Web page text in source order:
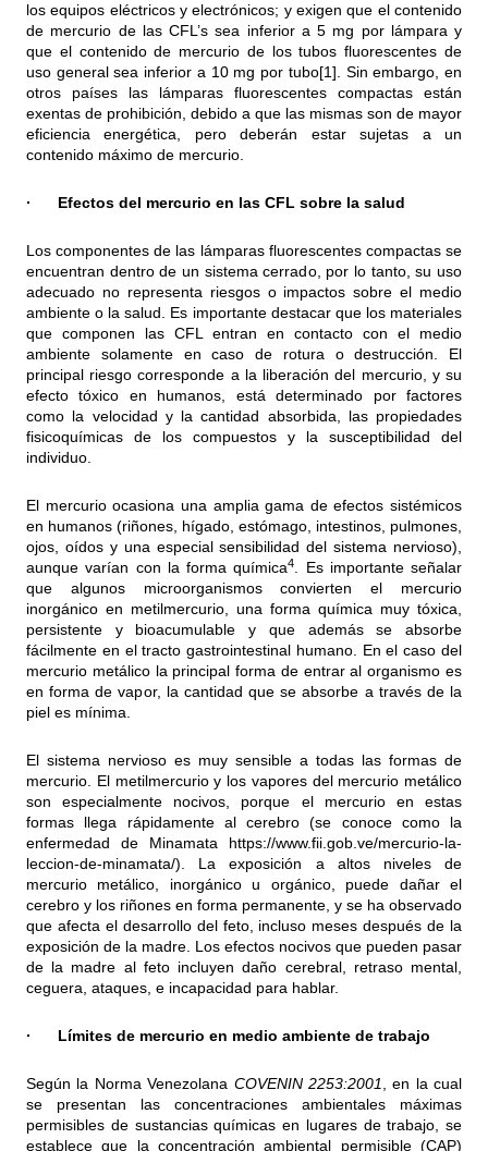
los equipos eléctricos y electrónicos; y exigen que el contenido
de mercurio de las CFL’s sea inferior a 5 mg por lámpara y
que el contenido de mercurio de los tubos fluorescentes de
uso general sea inferior a 10 mg por tubo[1]. Sin embargo, en
otros países las lámparas fluorescentes compactas están
exentas de prohibición, debido a que las mismas son de mayor
eficiencia energética, pero deberán estar sujetas a un
contenido máximo de mercurio.
· Efectos del mercurio en las CFL sobre la salud
Los componentes de las lámparas fluorescentes compactas se
encuentran dentro de un sistema cerrado, por lo tanto, su uso
adecuado no representa riesgos o impactos sobre el medio
ambiente o la salud. Es importante destacar que los materiales
que componen las CFL entran en contacto con el medio
ambiente solamente en caso de rotura o destrucción. El
principal riesgo corresponde a la liberación del mercurio, y su
efecto tóxico en humanos, está determinado por factores
como la velocidad y la cantidad absorbida, las propiedades
fisicoquímicas de los compuestos y la susceptibilidad del
individuo.
El mercurio ocasiona una amplia gama de efectos sistémicos
en humanos (riñones, hígado, estómago, intestinos, pulmones,
ojos, oídos y una especial sensibilidad del sistema nervioso),
aunque varían con la forma química4. Es importante señalar
que algunos microorganismos convierten el mercurio
inorgánico en metilmercurio, una forma química muy tóxica,
persistente y bioacumulable y que además se absorbe
fácilmente en el tracto gastrointestinal humano. En el caso del
mercurio metálico la principal forma de entrar al organismo es
en forma de vapor, la cantidad que se absorbe a través de la
piel es mínima.
El sistema nervioso es muy sensible a todas las formas de
mercurio. El metilmercurio y los vapores del mercurio metálico
son especialmente nocivos, porque el mercurio en estas
formas llega rápidamente al cerebro (se conoce como la
enfermedad de Minamata https://www.fii.gob.ve/mercurio-la-
leccion-de-minamata/). La exposición a altos niveles de
mercurio metálico, inorgánico u orgánico, puede dañar el
cerebro y los riñones en forma permanente, y se ha observado
que afecta el desarrollo del feto, incluso meses después de la
exposición de la madre. Los efectos nocivos que pueden pasar
de la madre al feto incluyen daño cerebral, retraso mental,
ceguera, ataques, e incapacidad para hablar.
· Límites de mercurio en medio ambiente de trabajo
Según la Norma Venezolana COVENIN 2253:2001, en la cual
se presentan las concentraciones ambientales máximas
permisibles de sustancias químicas en lugares de trabajo, se
establece que la concentración ambiental permisible (CAP)